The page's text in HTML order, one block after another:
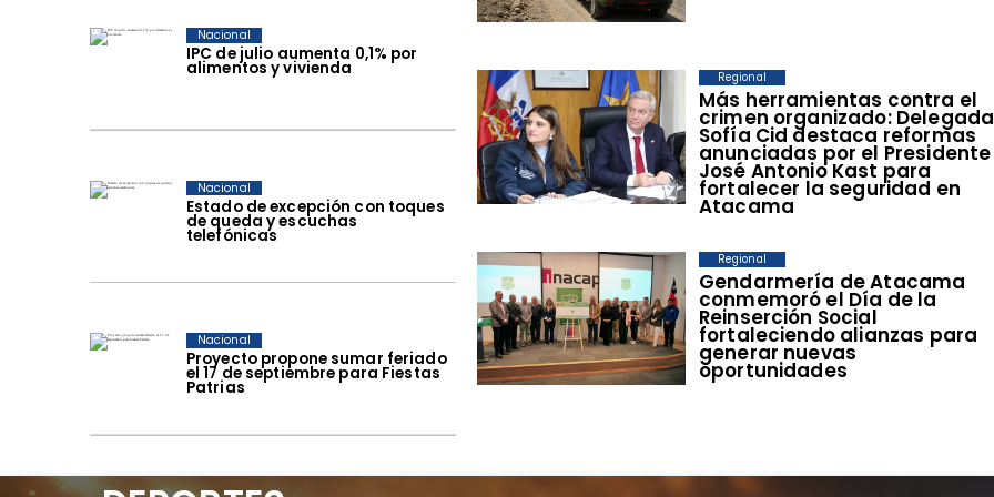
IPC de julio aumenta 0,1% por
alimentos y vivienda
Nacional
Estado de excepción con toques
de queda y escuchas
telefónicas
Nacional
Proyecto propone sumar feriado
el 17 de septiembre para Fiestas
Patrias
Nacional
​Más herramientas contra el
crimen organizado: Delegada
Sofía Cid destaca reformas
anunciadas por el Presidente
José Antonio Kast para
fortalecer la seguridad en
Atacama
Regional
​Gendarmería de Atacama
conmemoró el Día de la
Reinserción Social
fortaleciendo alianzas para
generar nuevas
oportunidades
Regional